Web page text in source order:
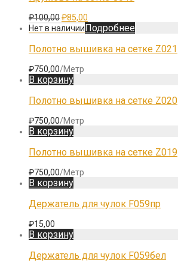
₽6,00
₽100,00Первоначальная
цена
составляла
₽100,00.
₽85,00
цена:
₽85,00.
Подробнее
Полотно вышивка на сетке Z021
₽750,00/Метр
В корзину
Полотно вышивка на сетке Z020
₽750,00/Метр
В корзину
Полотно вышивка на сетке Z019
₽750,00/Метр
В корзину
Держатель для чулок F059пр
₽15,00
В корзину
Держатель для чулок F059бел